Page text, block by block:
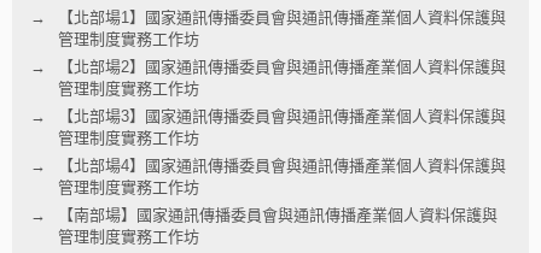
【北部場1】國家通訊傳播委員會與通訊傳播產業個人資料保護與
管理制度實務工作坊
【北部場2】國家通訊傳播委員會與通訊傳播產業個人資料保護與
管理制度實務工作坊
【北部場3】國家通訊傳播委員會與通訊傳播產業個人資料保護與
管理制度實務工作坊
【北部場4】國家通訊傳播委員會與通訊傳播產業個人資料保護與
管理制度實務工作坊
【南部場】國家通訊傳播委員會與通訊傳播產業個人資料保護與
管理制度實務工作坊